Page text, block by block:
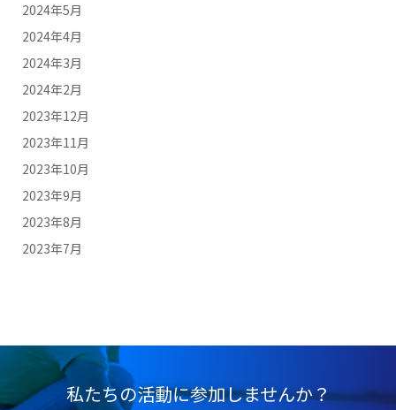
2024年5月
2024年4月
2024年3月
2024年2月
2023年12月
2023年11月
2023年10月
2023年9月
2023年8月
2023年7月
私たちの活動に参加しませんか？